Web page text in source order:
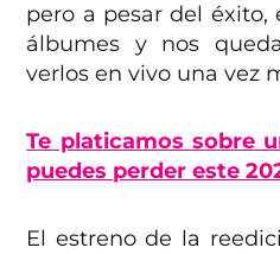
pero a pesar del
álbumes y nos
verlos en vivo una vez
Te platicamos sobre
puedes perder este
El estreno de la